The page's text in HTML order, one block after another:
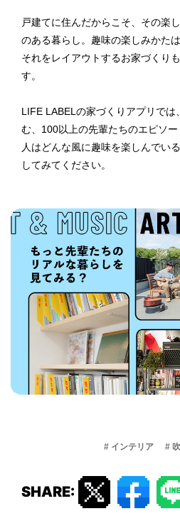
戸建てに住んだからこそ、その楽
のある暮らし。趣味の楽しみかた
それをレイアウトするお家づくり
す。
LIFE LABELの家づくりアプリでは
む、100以上の先輩たちのエピソ
人はどんな風に趣味を楽しんでい
してみてください。
# インテリア #
SHARE: